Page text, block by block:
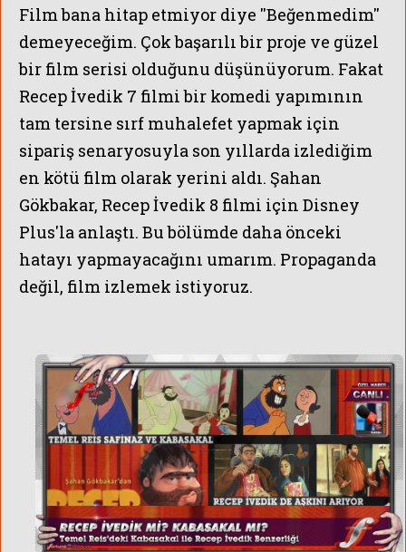
Film bana hitap etmiyor diye ''Beğenmedim''
demeyeceğim. Çok başarılı bir proje ve güzel
bir film serisi olduğunu düşünüyorum. Fakat
Recep İvedik 7 filmi bir komedi yapımının
tam tersine sırf muhalefet yapmak için
sipariş senaryosuyla son yıllarda izlediğim
en kötü film olarak yerini aldı. Şahan
Gökbakar, Recep İvedik 8 filmi için Disney
Plus'la anlaştı. Bu bölümde daha önceki
hatayı yapmayacağını umarım. Propaganda
değil, film izlemek istiyoruz.